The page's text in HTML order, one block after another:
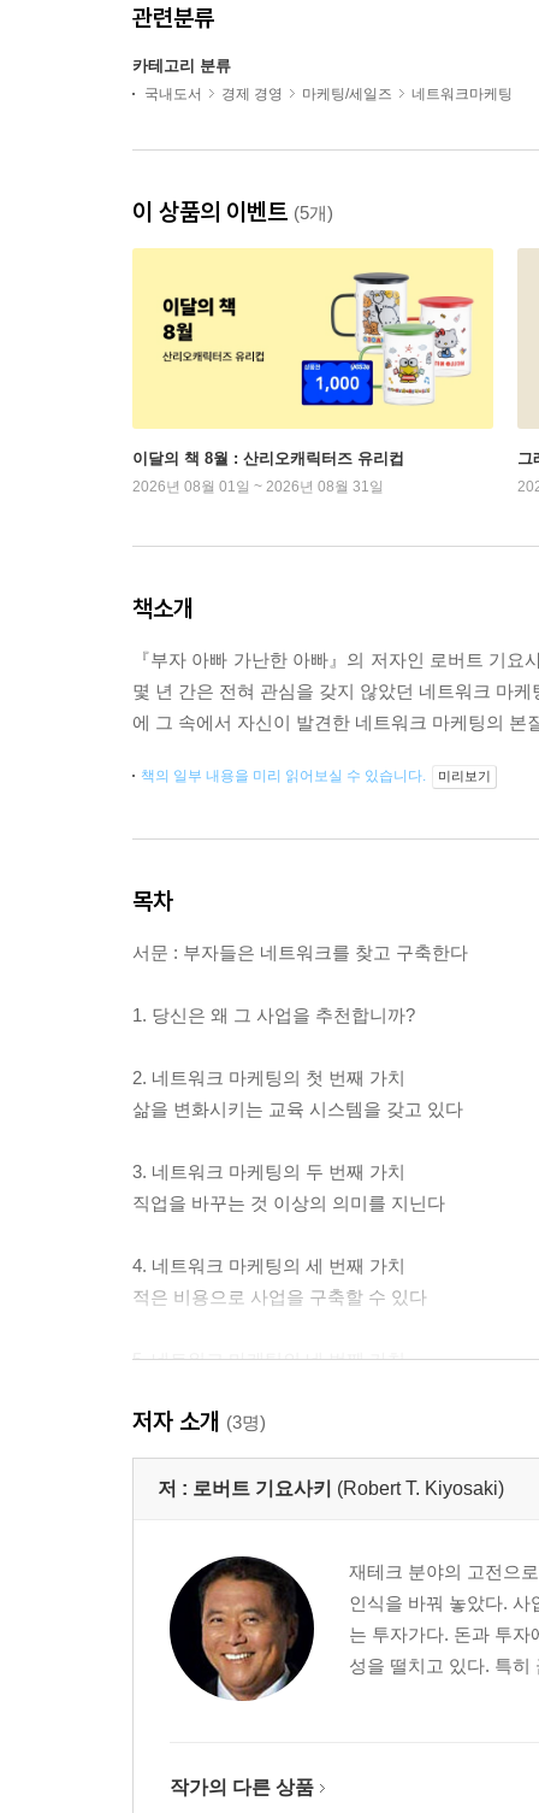
관련분류
카테고리 분류
국내도서 경제 경영 마케팅/세일즈 네트워크마케팅
이 상품의 이벤트 (5개)
이달의 책 8월 : 산리오캐릭터즈 유리컵
2026년 08월 01일 ~ 2026년 08월 31일
그
책소개
『부자 아빠 가난한 아빠』의 저자인 로버트 기
몇 년 간은 전혀 관심을 갖지 않았던 네트워크 마
에 그 속에서 자신이 발견한 네트워크 마케팅의
책의 일부 내용을 미리 읽어보실 수 있습니다. 미리보기
목차
서문 : 부자들은 네트워크를 찾고 구축한다
1. 당신은 왜 그 사업을 추천합니까?
2. 네트워크 마케팅의 첫 번째 가치
삶을 변화시키는 교육 시스템을 갖고 있다
3. 네트워크 마케팅의 두 번째 가치
직업을 바꾸는 것 이상의 의미를 지닌다
4. 네트워크 마케팅의 세 번째 가치
적은 비용으로 사업을 구축할 수 있다
5. 네트워크 마케팅의 네 번째 가치
6. 네트워크 마케팅의 다섯 번째 가치
꿈을 현실로 만들 수 있다
네트워크의 진정한 힘을 발휘한다
8. 네트워크 마케팅의 일곱 번째 가치
마음에 품고 있는 가치가 현실을 결정한다
저자 소개 (3명)
저 : 로버트 기요사키 (Robert T. Kiyosaki)
재테크 분야의 고전으
인식을 바꿔 놓았다.
는 투자가다. 돈과 투
성을 떨치고 있다. 특히
작가의 다른 상품